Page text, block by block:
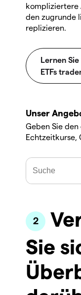
kompliziertere
den zugrunde
replizieren.
Unser
Geben Sie
Echtzeitkurse,
Sie